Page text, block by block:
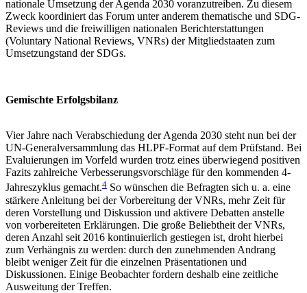
nationale Umsetzung der Agenda 2030 voranzutreiben. Zu diesem
Zweck koordiniert das Forum unter anderem thematische und SDG-
Reviews und die freiwilligen nationalen Berichterstattungen
(Voluntary National Reviews, VNRs) der Mitgliedstaaten zum
Umsetzungstand der SDGs.
Gemischte Erfolgsbilanz
Vier Jahre nach Verabschiedung der Agenda 2030 steht nun bei der
UN-Generalversammlung das HLPF-Format auf dem Prüfstand. Bei
Evaluierungen im Vorfeld wurden trotz eines überwiegend positiven
Fazits zahlreiche Verbesserungsvorschläge für den kommenden 4-
Jahreszyklus gemacht.4 So wünschen die Befragten sich u. a. eine
stärkere Anleitung bei der Vorbereitung der VNRs, mehr Zeit für
deren Vorstellung und Diskussion und aktivere Debatten anstelle
von vorbereiteten Erklärungen. Die große Beliebtheit der VNRs,
deren Anzahl seit 2016 kontinuierlich gestiegen ist, droht hierbei
zum Verhängnis zu werden: durch den zunehmenden Andrang
bleibt weniger Zeit für die einzelnen Präsentationen und
Diskussionen. Einige Beobachter fordern deshalb eine zeitliche
Ausweitung der Treffen.